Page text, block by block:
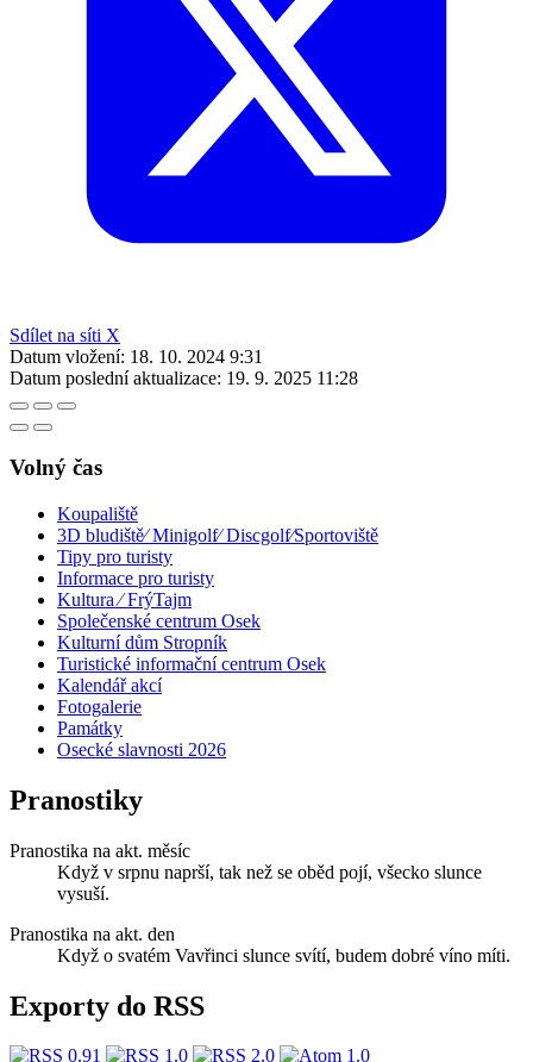
Sdílet na síti X
Datum vložení: 18. 10. 2024 9:31
Datum poslední aktualizace: 19. 9. 2025 11:28
Volný čas
Koupaliště
3D bludiště⁄ Minigolf⁄ Discgolf⁄Sportoviště
Tipy pro turisty
Informace pro turisty
Kultura ⁄ FrýTajm
Společenské centrum Osek
Kulturní dům Stropník
Turistické informační centrum Osek
Kalendář akcí
Fotogalerie
Památky
Osecké slavnosti 2026
Pranostiky
Pranostika na akt. měsíc
Když v srpnu naprší, tak než se oběd pojí, všecko slunce
vysuší.
Pranostika na akt. den
Když o svatém Vavřinci slunce svítí, budem dobré víno míti.
Exporty do RSS